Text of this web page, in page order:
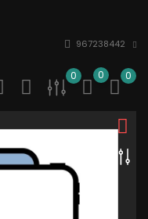
967238442
0 0 0